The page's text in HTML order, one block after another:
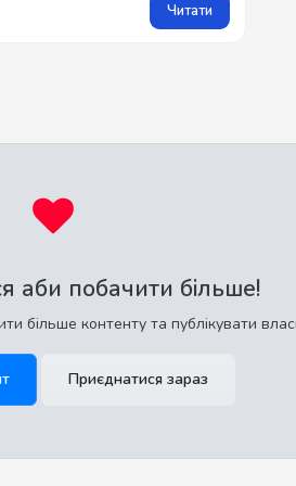
Читати
аби побачити більше!
більше контенту та публікувати
Приєднатися зараз